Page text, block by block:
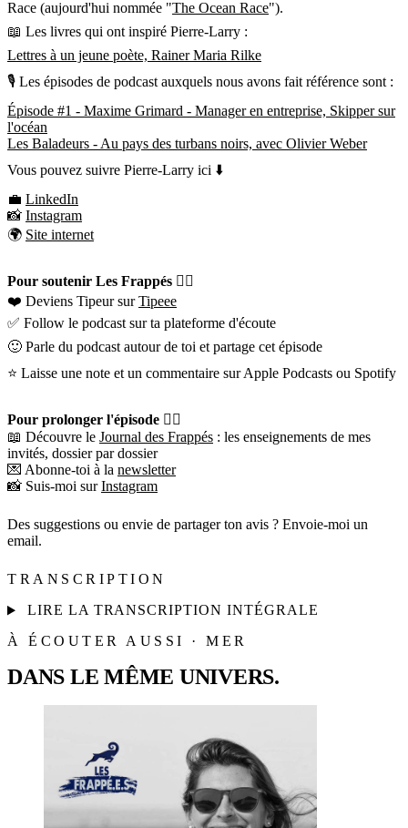
Race (aujourd'hui nommée "The Ocean Race").
📖 Les livres qui ont inspiré Pierre-Larry :
Lettres à un jeune poète, Rainer Maria Rilke
🎙 Les épisodes de podcast auxquels nous avons fait référence sont :
Épisode #1 - Maxime Grimard - Manager en entreprise, Skipper sur
l'océan
Les Baladeurs - Au pays des turbans noirs, avec Olivier Weber
Vous pouvez suivre Pierre-Larry ici ⬇️
💼 LinkedIn
📸 Instagram
🌍 Site internet
Pour soutenir Les Frappés 👇🏼
❤️ Deviens Tipeur surTipeee
✅ Follow le podcast sur ta plateforme d'écoute
🙂 Parle du podcast autour de toi et partage cet épisode
⭐️ Laisse une note et un commentaire sur Apple Podcasts ou Spotify
Pour prolonger l'épisode 👇🏼
📖 Découvre le Journal des Frappés : les enseignements de mes
invités, dossier par dossier
💌 Abonne-toi à la newsletter
📸 Suis-moi surInstagram
Des suggestions ou envie de partager ton avis ? Envoie-moi un
email.
TRANSCRIPTION
LIRE LA TRANSCRIPTION INTÉGRALE
À ÉCOUTER AUSSI · MER
DANS LE MÊME UNIVERS.